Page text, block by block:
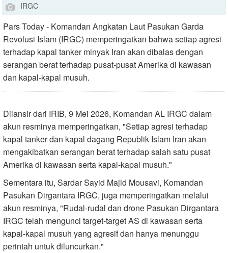
IRGC
Pars Today - Komandan Angkatan Laut Pasukan Garda
Revolusi Islam (IRGC) memperingatkan bahwa setiap agresi
terhadap kapal tanker minyak Iran akan dibalas dengan
serangan berat terhadap pusat-pusat Amerika di kawasan
dan kapal-kapal musuh.
Dilansir dari IRIB, 9 Mei 2026, Komandan AL IRGC dalam
akun resminya memperingatkan, "Setiap agresi terhadap
kapal tanker dan kapal dagang Republik Islam Iran akan
mengakibatkan serangan berat terhadap salah satu pusat
Amerika di kawasan serta kapal-kapal musuh."
Sementara itu, Sardar Sayid Majid Mousavi, Komandan
Pasukan Dirgantara IRGC, juga memperingatkan melalui
akun resminya, "Rudal-rudal dan drone Pasukan Dirgantara
IRGC telah mengunci target-target AS di kawasan serta
kapal-kapal musuh yang agresif dan hanya menunggu
perintah untuk diluncurkan."